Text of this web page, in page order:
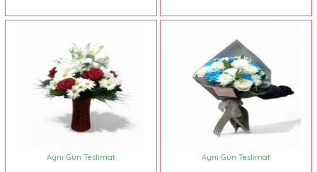
Aynı Gün Teslimat Aynı Gün Teslimat